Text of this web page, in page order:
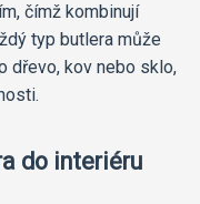
čímž kombinují
typ butlera může
dřevo, kov nebo sklo,
do interiéru